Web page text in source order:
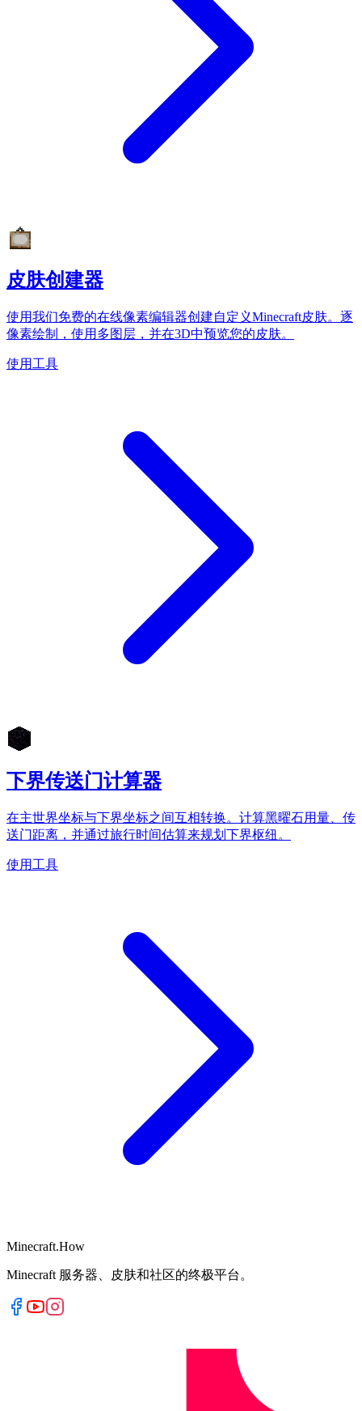
皮肤创建器
使用我们免费的在线像素编辑器创建自定义Minecraft皮肤。逐
像素绘制，使用多图层，并在3D中预览您的皮肤。
使用工具
下界传送门计算器
在主世界坐标与下界坐标之间互相转换。计算黑曜石用量、传
送门距离，并通过旅行时间估算来规划下界枢纽。
使用工具
Minecraft.How
Minecraft 服务器、皮肤和社区的终极平台。